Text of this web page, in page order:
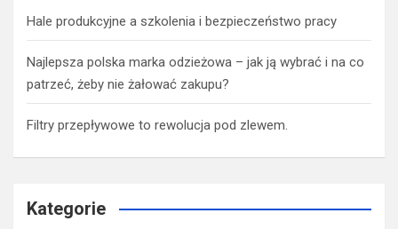
Hale produkcyjne a szkolenia i bezpieczeństwo pracy
Najlepsza polska marka odzieżowa – jak ją wybrać i na co
patrzeć, żeby nie żałować zakupu?
Filtry przepływowe to rewolucja pod zlewem.
Kategorie